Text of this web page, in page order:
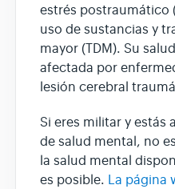
estrés postraumático
uso de sustancias y
mayor (TDM). Su
afectada por
lesión cerebral
Si eres militar y estás
de salud mental, no
la salud mental
es posible. La página